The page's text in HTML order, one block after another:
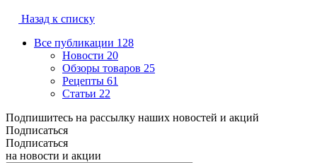
Назад к списку
Все публикации 128
Новости 20
Обзоры товаров 25
Рецепты 61
Статьи 22
Подпишитесь на рассылку наших новостей и акций
Подписаться
Подписаться
на новости и акции